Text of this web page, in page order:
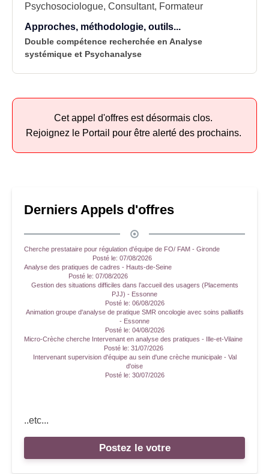
Psychosociologue, Consultant, Formateur
Approches, méthodologie, outils...
Double compétence recherchée en Analyse
systémique et Psychanalyse
Cet appel d'offres est désormais clos.
Rejoignez le Portail pour être alerté des prochains.
Derniers Appels d'offres
Cherche prestataire pour régulation d'équipe de FO/ FAM - Gironde
Posté le: 07/08/2026
Analyse des pratiques de cadres - Hauts-de-Seine
Posté le: 07/08/2026
Gestion des situations difficiles dans l’accueil des usagers (Placements
PJJ) - Essonne
Posté le: 06/08/2026
Animation groupe d'analyse de pratique SMR oncologie avec soins palliatifs
- Essonne
Posté le: 04/08/2026
Micro-Crèche cherche Intervenant en analyse des pratiques - Ille-et-Vilaine
Posté le: 31/07/2026
Intervenant supervision d'équipe au sein d'une crèche municipale - Val
d'oise
Posté le: 30/07/2026
..etc...
Postez le votre